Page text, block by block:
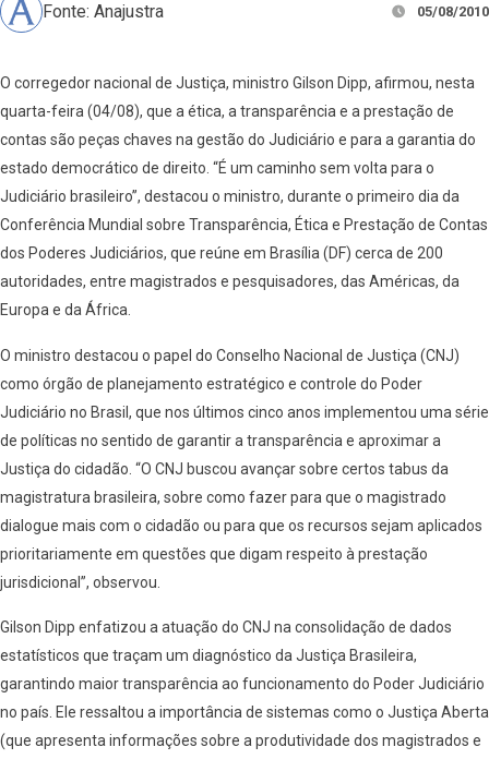
Fonte: Anajustra 05/08/2010
O corregedor nacional de Justiça, ministro Gilson Dipp, afirmou, nesta
quarta-feira (04/08), que a ética, a transparência e a prestação de
contas são peças chaves na gestão do Judiciário e para a garantia do
estado democrático de direito. “É um caminho sem volta para o
Judiciário brasileiro”, destacou o ministro, durante o primeiro dia da
Conferência Mundial sobre Transparência, Ética e Prestação de Contas
dos Poderes Judiciários, que reúne em Brasília (DF) cerca de 200
autoridades, entre magistrados e pesquisadores, das Américas, da
Europa e da África.
O ministro destacou o papel do Conselho Nacional de Justiça (CNJ)
como órgão de planejamento estratégico e controle do Poder
Judiciário no Brasil, que nos últimos cinco anos implementou uma série
de políticas no sentido de garantir a transparência e aproximar a
Justiça do cidadão. “O CNJ buscou avançar sobre certos tabus da
magistratura brasileira, sobre como fazer para que o magistrado
dialogue mais com o cidadão ou para que os recursos sejam aplicados
prioritariamente em questões que digam respeito à prestação
jurisdicional”, observou.
Gilson Dipp enfatizou a atuação do CNJ na consolidação de dados
estatísticos que traçam um diagnóstico da Justiça Brasileira,
garantindo maior transparência ao funcionamento do Poder Judiciário
no país. Ele ressaltou a importância de sistemas como o Justiça Aberta
(que apresenta informações sobre a produtividade dos magistrados e